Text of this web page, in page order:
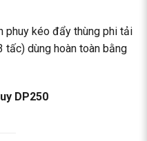
phuy kéo đẩy thùng phi tải
tấc) dùng hoàn toàn bằng
DP250